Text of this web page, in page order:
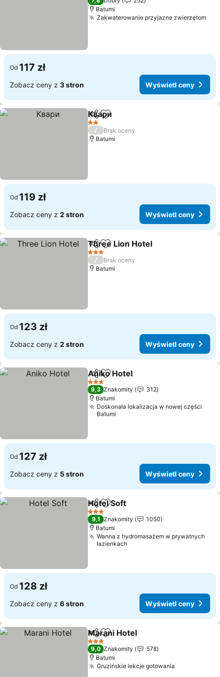
Batumi
Zakwaterowanie przyjazne zwierzętom
Od 117 zł
Zobacz ceny z 3 stron Wyświetl ceny
UdostępnijDodaj do ulubionych
Квари
2 Kategoria
/
Brak oceny
Batumi
Od 119 zł
Zobacz ceny z 2 stron Wyświetl ceny
Udostępnij
Dodaj do ulubionych
Three Lion Hotel
3 Kategoria
/
Brak oceny
Batumi
Od 123 zł
Zobacz ceny z 2 stron Wyświetl ceny
Udostępnij
Dodaj do ulubionych
Aniko Hotel
3 Kategoria
9,3 Znakomity
312
Batumi
Doskonała lokalizacja w nowej części
Batumi
Od 127 zł
Zobacz ceny z 5 stron Wyświetl ceny
Udostępnij
Dodaj do ulubionych
Hotel Soft
3 Kategoria
9,1 Znakomity
1050
Batumi
Wanna z hydromasażem w prywatnych
łazienkach
Od 128 zł
Zobacz ceny z 6 stron Wyświetl ceny
Udostępnij
Dodaj do ulubionych
Marani Hotel
3 Kategoria
9,0 Znakomity
578
Batumi
Gruzińskie lekcje gotowania